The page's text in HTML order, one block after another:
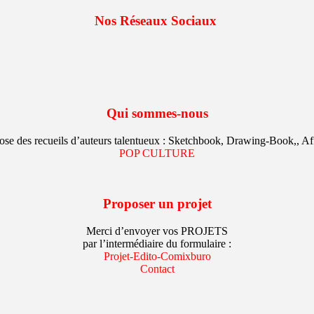
Nos Réseaux Sociaux
Qui sommes-nous
des recueils d’auteurs talentueux : Sketchbook, Drawing-Book,,
POP CULTURE
Proposer un projet
Merci d’envoyer vos PROJETS
par l’intermédiaire du formulaire :
Projet-Edito-Comixburo
Contact